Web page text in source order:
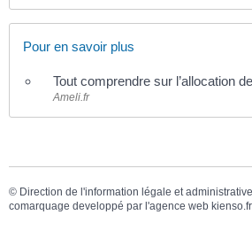
Pour en savoir plus
Tout comprendre sur l’allocation
Ameli.fr
© Direction de l'information légale et administrative
comarquage developpé par l'agence web kienso.fr